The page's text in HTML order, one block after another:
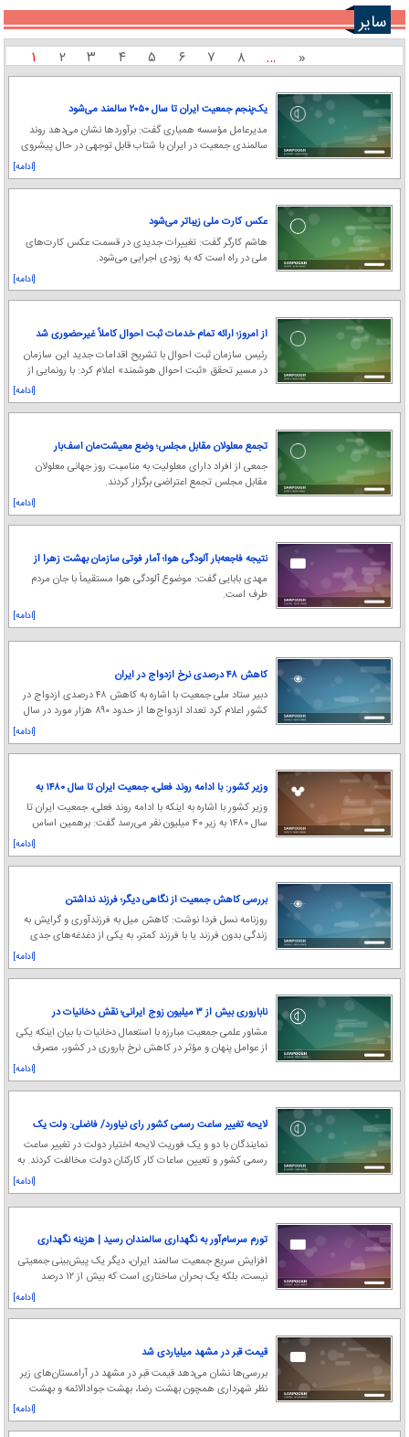
سایر
یک‌پنجم جمعیت ایران تا سال ۲۰۵۰ سالمند می‌شود
مدیرعامل مؤسسه همیاری گفت: برآوردها نشان می‌دهد روند
سالمندی جمعیت در ایران با شتاب قابل توجهی در حال پیشروی
[ادامه]
عکس کارت ملی زیباتر می‌شود
هاشم کارگر گفت: تغییرات جدیدی در قسمت عکس کارت‌های
ملی در راه است که به زودی اجرایی می‌شود.
[ادامه]
از امروز؛ ارائه تمام خدمات ثبت احوال کاملاً غیرحضوری شد
رئیس سازمان ثبت احوال با تشریح اقدامات جدید این سازمان
در مسیر تحقق «ثبت احوال هوشمند» اعلام کرد: با رونمایی از
[ادامه]
تجمع معلولان مقابل مجلس؛ وضع معیشت‌مان اسف‌بار
است
جمعی از افراد دارای معلولیت به مناسبت روز جهانی معلولان
مقابل مجلس تجمع اعتراضی برگزار کردند.
[ادامه]
نتیجه فاجعه‌بار آلودگی هوا؛ آمار فوتی سازمان بهشت زهرا از
روزی ۱۸۰ نفر به ۲۲۰ نفر رسید
مهدی بابایی گفت: موضوع آلودگی هوا مستقیماً با جان مردم
طرف است.
[ادامه]
کاهش ۴۸ درصدی نرخ ازدواج در ایران
دبیر ستاد ملی جمعیت با اشاره به کاهش ۴۸ درصدی ازدواج در
کشور اعلام کرد تعداد ازدواج‌ها از حدود ۸۹۰ هزار مورد در سال
[ادامه]
وزیر کشور: با ادامه روند فعلی، جمعیت ایران تا سال ۱۴۸۰ به
زیر ۴۰ میلیون نفر می‌رسد | باید مداخله‌ای صورت بگیرد
وزیر کشور با اشاره به اینکه با ادامه روند فعلی، جمعیت ایران تا
سال ۱۴۸۰ به زیر ۴۰ میلیون نفر می‌رسد گفت: برهمین اساس
[ادامه]
بررسی کاهش جمعیت از نگاهی دیگر؛ فرزند نداشتن
خودخواهی نیست
روزنامه نسل فردا نوشت: کاهش میل به فرزندآوری و گرایش به
زندگی بدون فرزند یا با فرزند کمتر، به یکی از دغدغه‌های جدی
[ادامه]
ناباروری بیش از ۳ میلیون زوج ایرانی؛ نقش دخانیات در
بحران جمعیت
مشاور علمی جمعیت مبارزه با استعمال دخانیات با بیان اینکه یکی
از عوامل پنهان و مؤثر در کاهش نرخ باروری در کشور، مصرف
[ادامه]
لایحه ‎تغییر ساعت رسمی کشور رای نیاورد/ فاضلی: ولت یک
گزارش دقیق بدهد و روشن کند که چرا اقدام مجلس خلاف
منافع ملی است
نمایندگان با دو و یک فوریت لایحه اختیار دولت در تغییر ساعت
رسمی کشور و تعیین ساعات کار کارکنان دولت مخالفت کردند. به
[ادامه]
۱ ۲ ۳ ۴ ۵ ۶ ۷ ۸ … «
تورم سرسام‌آور به نگهداری سالمندان رسید | هزینه نگهداری
تا ۷۵ میلیون تومان در ماه
افزایش سریع جمعیت سالمند ایران، دیگر یک پیش‌بینی جمعیتی
نیست، بلکه یک بحران ساختاری است که بیش از ۱۲ درصد
[ادامه]
قیمت قبر در مشهد میلیاردی شد
بررسی‌ها نشان می‌دهد قیمت قبر در مشهد در آرامستان‌های زیر
نظر شهرداری همچون بهشت رضا، بهشت جوادالائمه و بهشت
[ادامه]